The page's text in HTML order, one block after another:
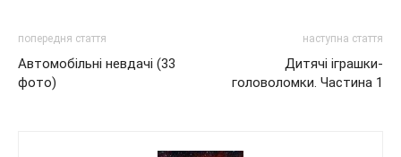
попередня стаття
Автомобільні невдачі (33
фото)
наступна стаття
Дитячі іграшки-
головоломки. Частина 1